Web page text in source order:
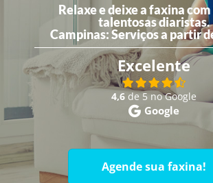
Relaxe e deixe a faxina com
talentosas diaristas.
Campinas:Serviços a partir
Excelente
4,6 de 5 no Google
Google
Agende sua faxina!